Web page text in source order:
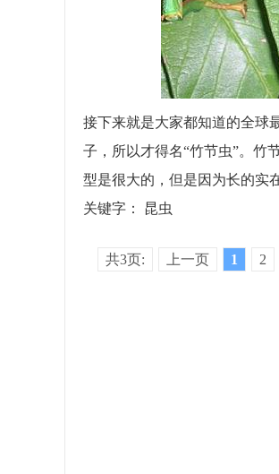
接下来就是大家都知道的全球
子，所以才得名“竹节虫”。竹
型是很大的，但是因为长的实
关键字： 昆虫
共3页: 上一页 1 2